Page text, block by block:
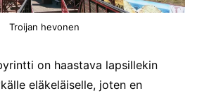
Troijan hevonen
on haastava lapsillekin
eläkeläiselle, joten en